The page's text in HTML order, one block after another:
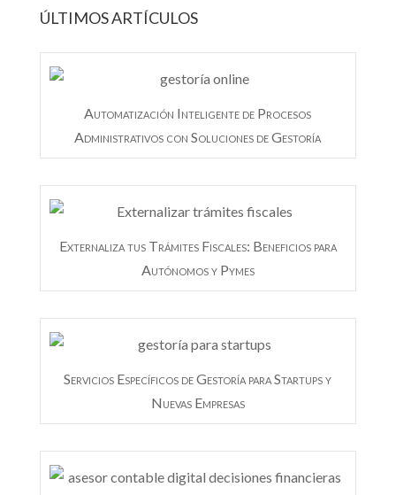
ÚLTIMOS ARTÍCULOS
Automatización Inteligente de Procesos
Administrativos con Soluciones de Gestoría
Externaliza tus Trámites Fiscales: Beneficios para
Autónomos y Pymes
Servicios Específicos de Gestoría para Startups y
Nuevas Empresas